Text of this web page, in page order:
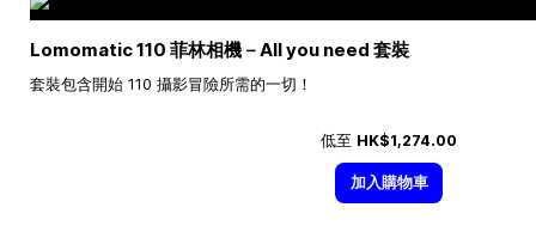
Lomomatic 110 菲林相機－All you need 套裝
套裝包含開始 110 攝影冒險所需的一切！
低至 HK$1,274.00
加入購物車